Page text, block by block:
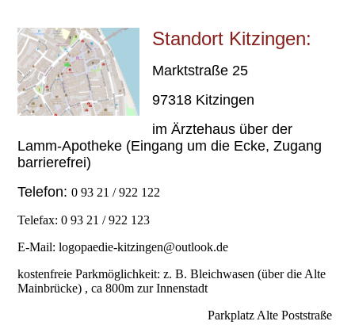
Standort Kitzingen:
Marktstraße 25
97318 Kitzingen
im Ärztehaus über der
Lamm-Apotheke (Eingang um die Ecke, Zugang
barrierefrei)
Telefon:0 93 21 / 922 122
Telefax: 0 93 21 / 922 123
E-Mail: logopaedie-kitzingen@outlook.de
kostenfreie Parkmöglichkeit: z. B. Bleichwasen (über die Alte
Mainbrücke) , ca 800m zur Innenstadt
Parkplatz Alte Poststraße